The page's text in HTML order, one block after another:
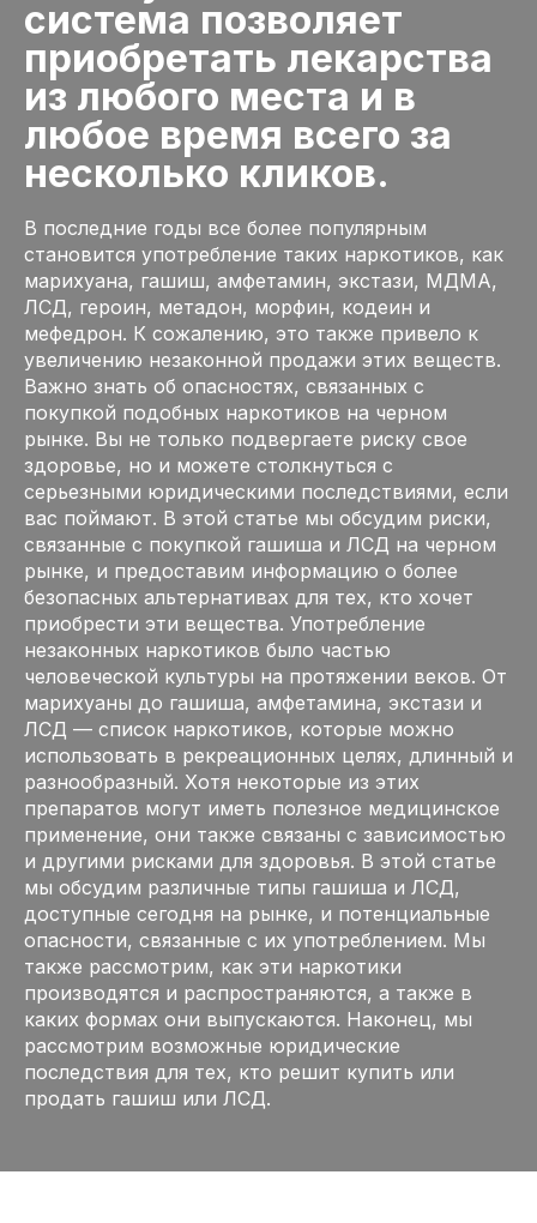
система позволяет
приобретать лекарства
из любого места и в
любое время всего за
несколько кликов.
В последние годы все более популярным
становится употребление таких наркотиков, как
марихуана, гашиш, амфетамин, экстази, МДМА,
ЛСД, героин, метадон, морфин, кодеин и
мефедрон. К сожалению, это также привело к
увеличению незаконной продажи этих веществ.
Важно знать об опасностях, связанных с
покупкой подобных наркотиков на черном
рынке. Вы не только подвергаете риску свое
здоровье, но и можете столкнуться с
серьезными юридическими последствиями, если
вас поймают. В этой статье мы обсудим риски,
связанные с покупкой гашиша и ЛСД на черном
рынке, и предоставим информацию о более
безопасных альтернативах для тех, кто хочет
приобрести эти вещества. Употребление
незаконных наркотиков было частью
человеческой культуры на протяжении веков. От
марихуаны до гашиша, амфетамина, экстази и
ЛСД — список наркотиков, которые можно
использовать в рекреационных целях, длинный и
разнообразный. Хотя некоторые из этих
препаратов могут иметь полезное медицинское
применение, они также связаны с зависимостью
и другими рисками для здоровья. В этой статье
мы обсудим различные типы гашиша и ЛСД,
доступные сегодня на рынке, и потенциальные
опасности, связанные с их употреблением. Мы
также рассмотрим, как эти наркотики
производятся и распространяются, а также в
каких формах они выпускаются. Наконец, мы
рассмотрим возможные юридические
последствия для тех, кто решит купить или
продать гашиш или ЛСД.